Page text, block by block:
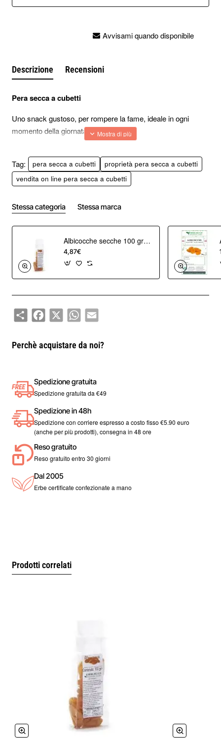
Avvisami quando disponibile
Descrizione Recensioni
Pera secca a cubetti
Uno snack gustoso, per rompere la fame, ideale in ogni
momento della giornata!
Ingredienti: Pera italiana a cubetti, zucchero e amido.
Disponibili sacchi da 1 a 5 kg per pasticcerie, ristoranti
rivenditori a prezzi riservati.
Tag: pera secca a cubetti
proprietà pera secca a cubetti
vendita on line pera secca a cubetti
Stessa categoria Stessa marca
Albicocche secche 100 grammi
4,87€
ShareFacebook
X WhatsAppEmail
Perchè acquistare da noi?
Spedizione gratuita
Spedizione gratuita da €49
Spedizione in 48h
Spedizione con corriere espresso a costo fisso €5.90 euro
(anche per più prodotti), consegna in 48 ore
Reso gratuito
Reso gratuito entro 30 giorni
Dal 2005
Erbe certificate confezionate a mano
Prodotti correlati